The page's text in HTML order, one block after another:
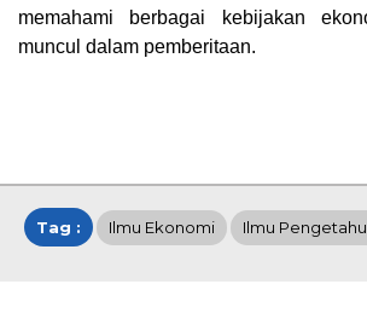
memahami berbagai kebijakan
muncul dalam pemberitaan.
Tag : Ilmu Ekonomi Ilmu